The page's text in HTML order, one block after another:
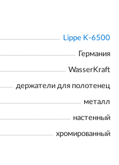
Lippe K-6500
Германия
WasserKraft
держатели для полотенец
металл
настенный
хромированный